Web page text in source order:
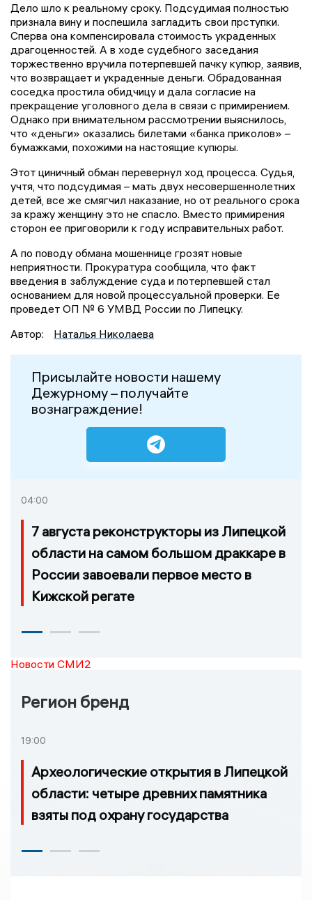
Дело шло к реальному сроку. Подсудимая полностью
признала вину и поспешила загладить свои прступки.
Сперва она компенсировала стоимость украденных
драгоценностей. А в ходе судебного заседания
торжественно вручила потерпевшей пачку купюр, заявив,
что возвращает и украденные деньги. Обрадованная
соседка простила обидчицу и дала согласие на
прекращение уголовного дела в связи с примирением.
Однако при внимательном рассмотрении выяснилось,
что «деньги» оказались билетами «банка приколов» –
бумажками, похожими на настоящие купюры.
Этот циничный обман перевернул ход процесса. Судья,
учтя, что подсудимая – мать двух несовершеннолетних
детей, все же смягчил наказание, но от реального срока
за кражу женщину это не спасло. Вместо примирения
сторон ее приговорили к году исправительных работ.
А по поводу обмана мошеннице грозят новые
неприятности. Прокуратура сообщила, что факт
введения в заблуждение суда и потерпевшей стал
основанием для новой процессуальной проверки. Ее
проведет ОП № 6 УМВД России по Липецку.
Автор:
Наталья Николаева
Присылайте новости нашему
Дежурному – получайте
вознаграждение!
04:00
7 августа реконструкторы из Липецкой
области на самом большом драккаре в
России завоевали первое место в
Кижской регате
Новости СМИ2
Регион бренд
19:00
Археологические открытия в Липецкой
области: четыре древних памятника
взяты под охрану государства